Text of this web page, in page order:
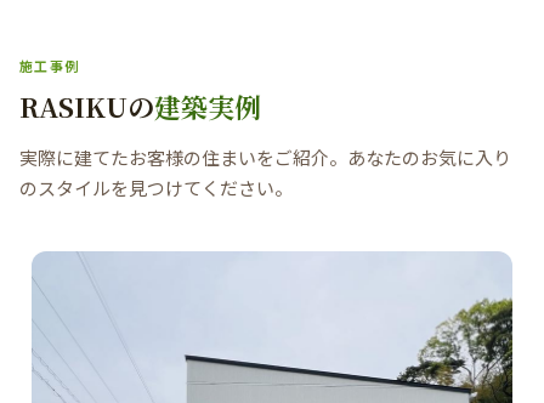
施工事例
RASIKUの建築実例
実際に建てたお客様の住まいをご紹介。あなたのお気に入り
のスタイルを見つけてください。